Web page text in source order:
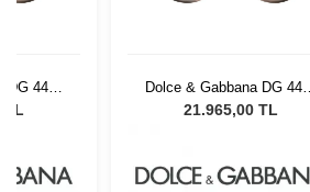
4497
Güneş
TL
Dolce & Gabbana DG 4497
34493B 52 Kadın Güneş
21.965,00 TL